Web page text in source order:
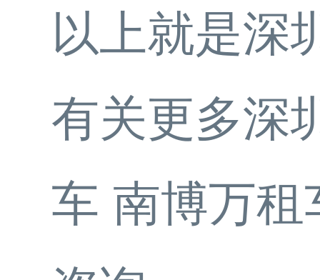
以上就是深
有关更多深
车 南博万